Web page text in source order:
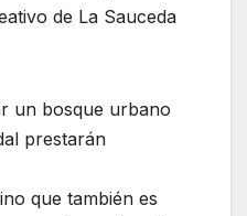
de La Sauceda
un bosque urbano
prestarán
que también es